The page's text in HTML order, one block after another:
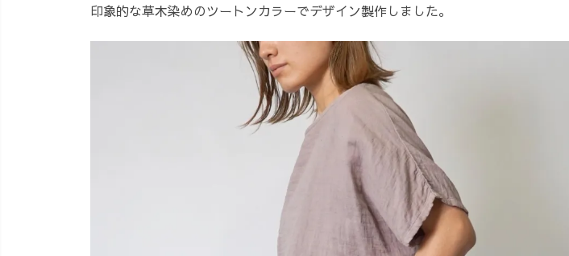
印象的な草木染めのツートンカラーでデザイン製作しました。